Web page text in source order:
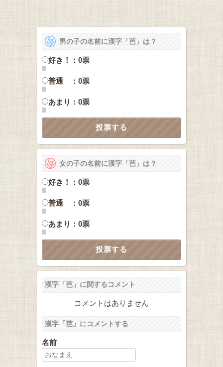
男の子の名前に漢字「芭」は？
好き！：0票
普通 ：0票
あまり：0票
女の子の名前に漢字「芭」は？
好き！：0票
普通 ：0票
あまり：0票
漢字「芭」に関するコメント
コメントはありません
漢字「芭」にコメントする
名前